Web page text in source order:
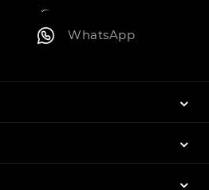
WhatsApp